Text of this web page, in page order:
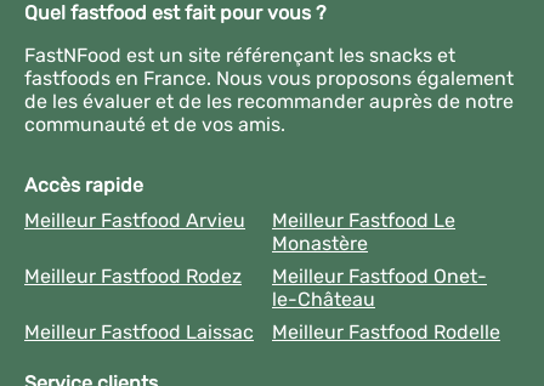
Quel fastfood est fait pour vous ?
FastNFood est un site référençant les snacks et
fastfoods en France. Nous vous proposons également
de les évaluer et de les recommander auprès de notre
communauté et de vos amis.
Accès rapide
Meilleur Fastfood Arvieu
Meilleur Fastfood Le
Monastère
Meilleur Fastfood Rodez
Meilleur Fastfood Onet-
le-Château
Meilleur Fastfood Laissac
Meilleur Fastfood Rodelle